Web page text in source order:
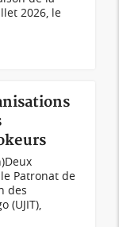
2026, le
Patronat de
des
(UJIT),